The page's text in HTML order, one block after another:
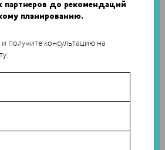
партнеров до рекомендаций
планированию.
и получите консультацию на
на Лансароте данные позволят